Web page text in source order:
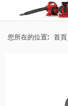
您所在的位置: 首頁